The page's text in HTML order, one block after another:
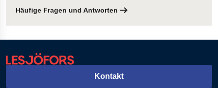
Häufige Fragen und Antworten
Kontakt